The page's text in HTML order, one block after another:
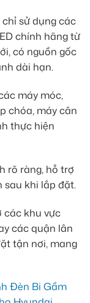
sử dụng các
chính hãng từ
có nguồn gốc
dài hạn.
máy móc,
chóa, máy cân
thực hiện
rõ ràng, hỗ trợ
sau khi lắp đặt.
các khu vực
các quận lân
tận nơi, mang